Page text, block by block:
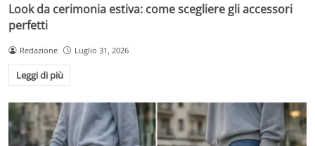
Look da cerimonia estiva: come scegliere gli accessori
perfetti
Redazione Luglio 31, 2026
Leggi di più